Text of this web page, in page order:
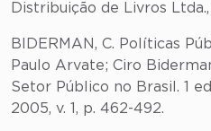
Distribuição de Livros
BIDERMAN, C. Políticas
Paulo Arvate; Ciro
Setor Público no Brasil. 1
2005, v. 1, p. 462-492.